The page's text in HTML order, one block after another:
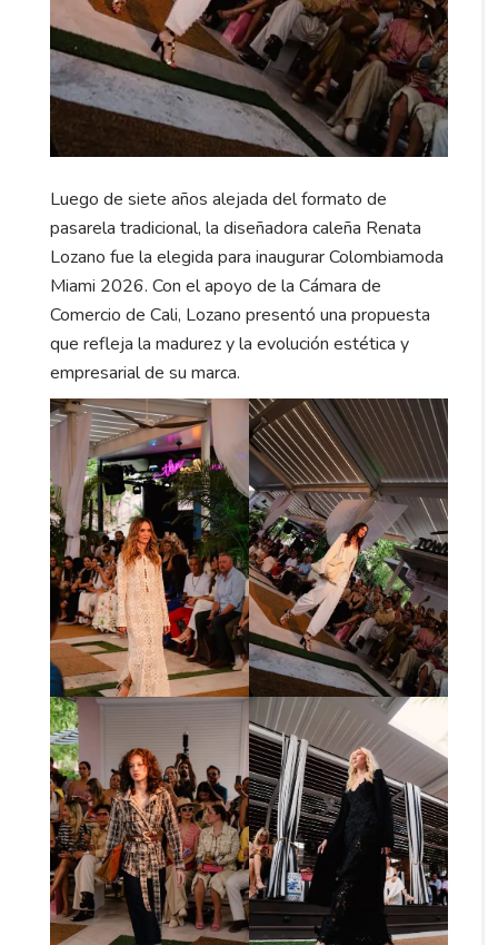
Luego de siete años alejada del formato de
pasarela tradicional, la diseñadora caleña Renata
Lozano fue la elegida para inaugurar Colombiamoda
Miami 2026. Con el apoyo de la Cámara de
Comercio de Cali, Lozano presentó una propuesta
que refleja la madurez y la evolución estética y
empresarial de su marca.